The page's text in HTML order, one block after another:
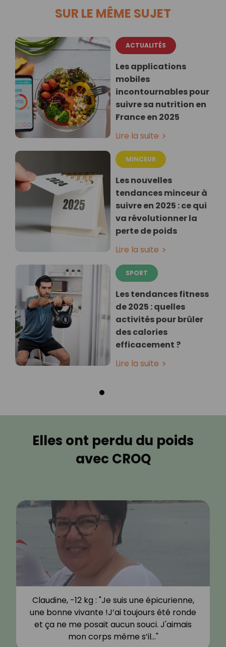
SUR LE MÊME SUJET
ACTUALITÉS
Les applications
mobiles
incontournables pour
suivre sa nutrition en
France en 2025
Lire la suite
MINCEUR
Les nouvelles
tendances minceur à
suivre en 2025 : ce qui
va révolutionner la
perte de poids
Lire la suite
SPORT
Les tendances fitness
de 2025 : quelles
activités pour brûler
des calories
efficacement ?
Lire la suite
Elles ont perdu du poids
avec CROQ
Claudine, -12 kg : "Je suis une épicurienne,
une bonne vivante !J’ai toujours été ronde
et ça ne me posait aucun souci. J'aimais
mon corps même s’il…"